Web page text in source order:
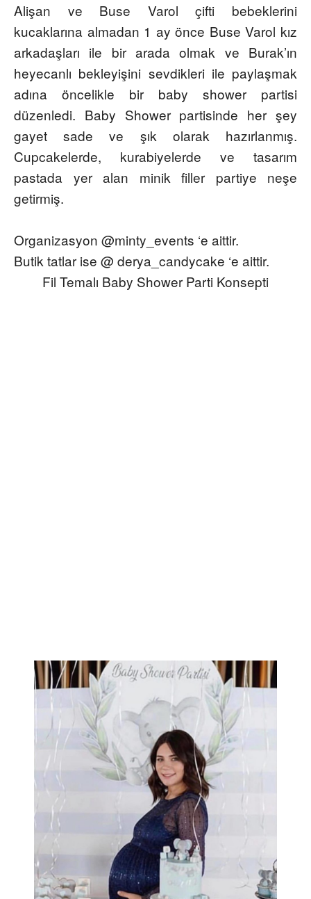
Alişan ve Buse Varol çifti bebeklerini
kucaklarına almadan 1 ay önce Buse Varol kız
arkadaşları ile bir arada olmak ve Burak’ın
heyecanlı bekleyişini sevdikleri ile paylaşmak
adına öncelikle bir baby shower partisi
düzenledi. Baby Shower partisinde her şey
gayet sade ve şık olarak hazırlanmış.
Cupcakelerde, kurabiyelerde ve tasarım
pastada yer alan minik filler partiye neşe
getirmiş.
Organizasyon @minty_events ‘e aittir.
Butik tatlar ise @ derya_candycake ‘e aittir.
Fil Temalı Baby Shower Parti Konsepti